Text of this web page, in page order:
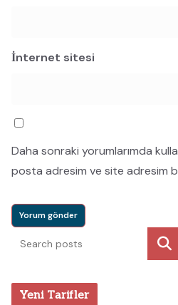
İnternet sitesi
Daha sonraki yorumlarımda
posta adresim ve site adresim
Ara
Yeni Tarifler